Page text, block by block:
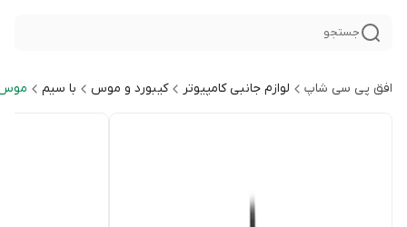
جستجو
افق پی سی شاپ لوازم جانبی کامپیوتر کیبورد و موس با سیم